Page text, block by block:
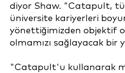
diyor Shaw. "Catapult,
üniversite kariyerleri
yönettiğimizden objektif
olmamızı sağlayacak bir
"Catapult'u kullanarak